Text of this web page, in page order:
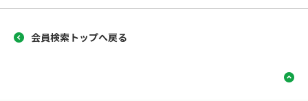
会員検索トップへ戻る